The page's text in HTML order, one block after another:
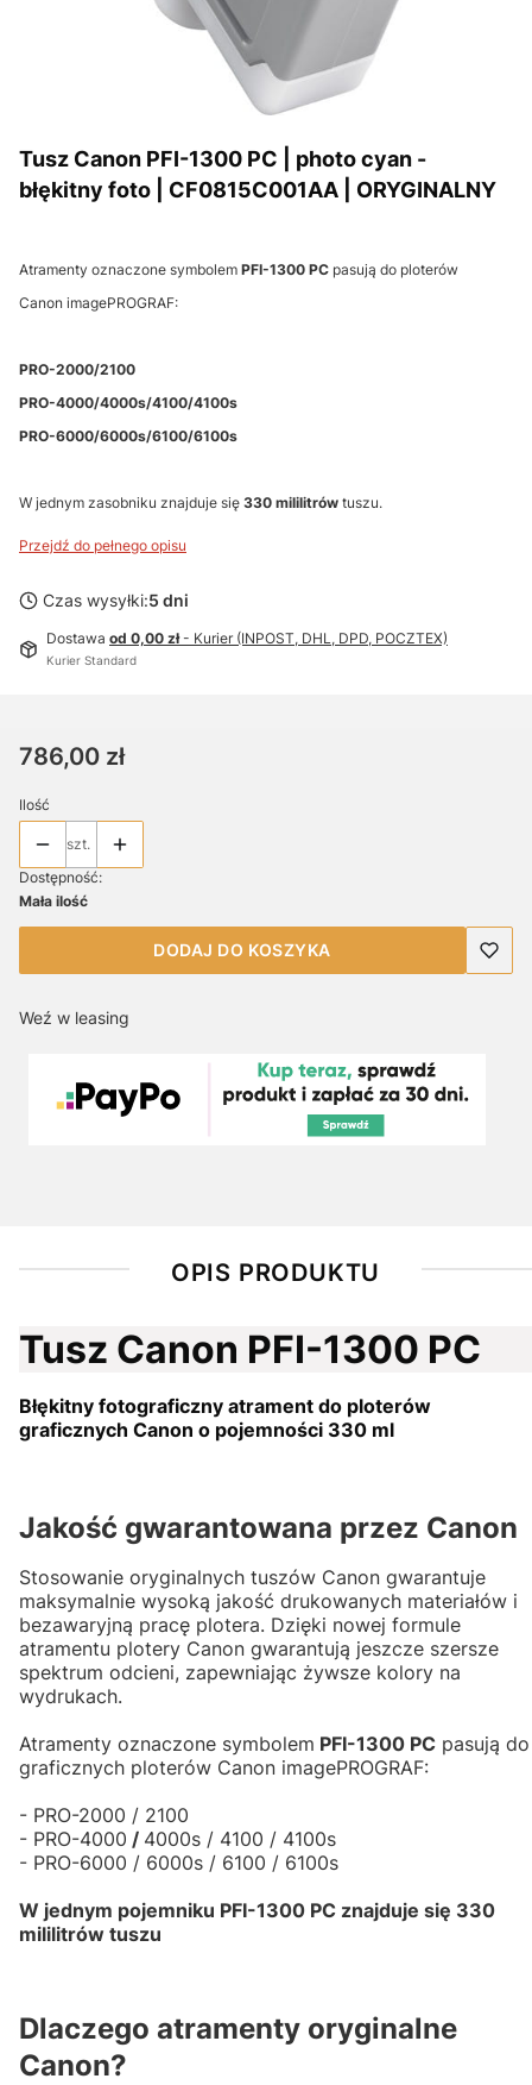
Tusz Canon PFI-1300 PC | photo cyan -
błękitny foto | CF0815C001AA | ORYGINALNY
Atramenty oznaczone symbolem PFI-1300 PC pasują do ploterów
Canon imagePROGRAF:
PRO-2000/2100
PRO-4000/4000s/4100/4100s
PRO-6000/6000s/6100/6100s
W jednym zasobniku znajduje się 330 mililitrów tuszu.
Przejdź do pełnego opisu
Czas wysyłki:5 dni
Dostawa od 0,00 zł- Kurier (INPOST, DHL, DPD, POCZTEX)
Kurier Standard
Cena
786,00 zł
Ilość
szt.
Dostępność:
Mała ilość
DODAJ DO KOSZYKA
Weź w leasing
OPIS PRODUKTU
Tusz Canon PFI-1300 PC
Błękitny fotograficzny atrament do ploterów
graficznych Canon o pojemności 330 ml
Jakość gwarantowana przez Canon
Stosowanie oryginalnych tuszów Canon gwarantuje
maksymalnie wysoką jakość drukowanych materiałów i
bezawaryjną pracę plotera. Dzięki nowej formule
atramentu plotery Canon gwarantują jeszcze szersze
spektrum odcieni, zapewniając żywsze kolory na
wydrukach.
Atramenty oznaczone symbolem PFI-1300 PC pasują do
graficznych ploterów Canon imagePROGRAF:
- PRO-2000 / 2100
- PRO-4000 / 4000s / 4100 / 4100s
- PRO-6000 / 6000s / 6100 / 6100s
W jednym pojemniku PFI-1300 PC znajduje się 330
mililitrów tuszu
Dlaczego atramenty oryginalne
Canon?